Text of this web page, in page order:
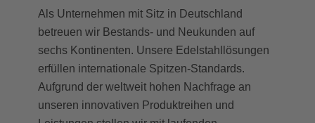
Als Unternehmen mit Sitz in Deutschland
betreuen wir Bestands- und Neukunden auf
sechs Kontinenten. Unsere Edelstahllösungen
erfüllen internationale Spitzen-Standards.
Aufgrund der weltweit hohen Nachfrage an
unseren innovativen Produktreihen und